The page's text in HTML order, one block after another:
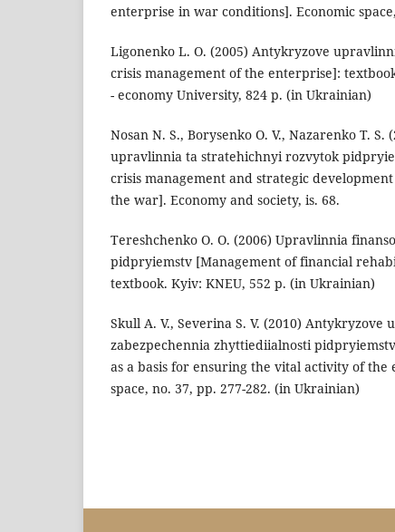
enterprise in war conditions]. Economic
Ligonenko L. O. (2005) Antykryzove
crisis management of the enterprise]:
- economy University, 824 p. (in Ukrainian)
Nosan N. S., Borysenko O. V., Nazarenko T. S.
upravlinnia ta stratehichnyi rozvytok
crisis management and strategic
the war]. Economy and society, is. 68.
Tereshchenko O. O. (2006) Upravlinnia
pidpryiemstv [Management of financial
textbook. Kyiv: KNEU, 552 p. (in Ukrainian)
Skull A. V., Severina S. V. (2010) Antykryzove
zabezpechennia zhyttiediialnosti
as a basis for ensuring the vital activity of the
space, no. 37, pp. 277-282. (in Ukrainian)